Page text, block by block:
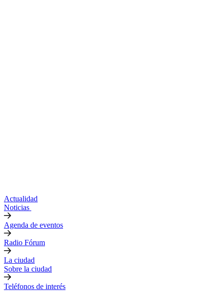
Actualidad
Noticias
Agenda de eventos
Radio Fórum
La ciudad
Sobre la ciudad
Teléfonos de interés